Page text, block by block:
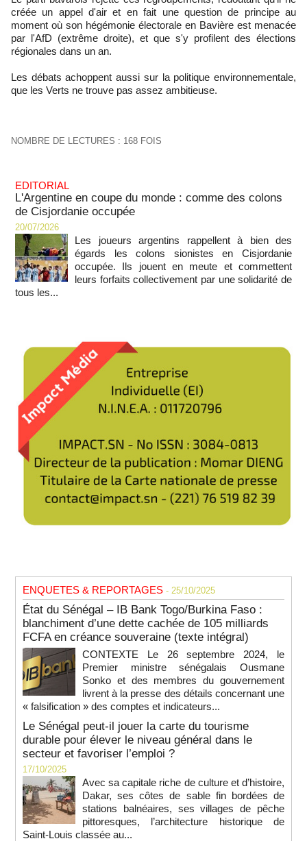
créée un appel d'air et en fait une question de principe au
moment où son hégémonie électorale en Bavière est menacée
par l'AfD (extrême droite), et que s'y profilent des élections
régionales dans un an.
Les débats achoppent aussi sur la politique environnementale,
que les Verts ne trouve pas assez ambitieuse.
NOMBRE DE LECTURES : 168 FOIS
EDITORIAL
L'Argentine en coupe du monde : comme des colons
de Cisjordanie occupée
20/07/2026
Les joueurs argentins rappellent à bien des
égards les colons sionistes en Cisjordanie
occupée. Ils jouent en meute et commettent
leurs forfaits collectivement par une solidarité de
tous les...
ENQUETES & REPORTAGES - 25/10/2025
État du Sénégal – IB Bank Togo/Burkina Faso :
blanchiment d’une dette cachée de 105 milliards
FCFA en créance souveraine (texte intégral)
CONTEXTE Le 26 septembre 2024, le
Premier ministre sénégalais Ousmane
Sonko et des membres du gouvernement
livrent à la presse des détails concernant une
« falsification » des comptes et indicateurs...
Le Sénégal peut-il jouer la carte du tourisme
durable pour élever le niveau général dans le
secteur et favoriser l’emploi ?
17/10/2025
Avec sa capitale riche de culture et d’histoire,
Dakar, ses côtes de sable fin bordées de
stations balnéaires, ses villages de pêche
pittoresques, l’architecture historique de
Saint-Louis classée au...